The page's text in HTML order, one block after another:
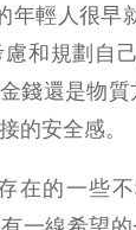
年輕人很早
和規劃自
錢還是物質
的安全感。
在的一些